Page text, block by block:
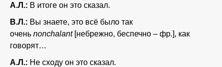
А.Л.: В итоге он это сказал.
В.Л.: Вы знаете, это всё было так
очень nonchalant[небрежно, беспечно – фр.], как
говорят…
А.Л.: Не сходу он это сказал.